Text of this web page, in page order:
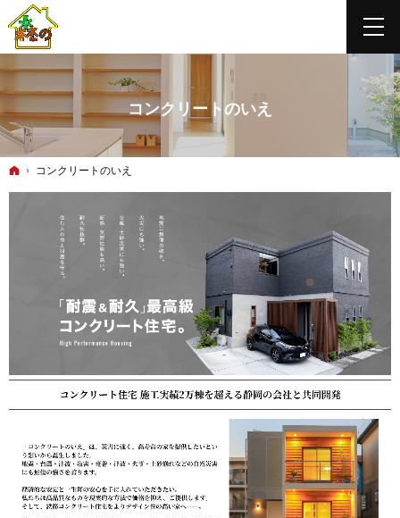
コンクリートのいえ
ホーム
コンクリートのいえ